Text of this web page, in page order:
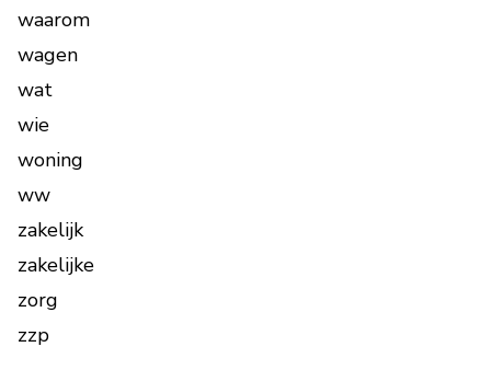
waarom
wagen
wat
wie
woning
ww
zakelijk
zakelijke
zorg
zzp